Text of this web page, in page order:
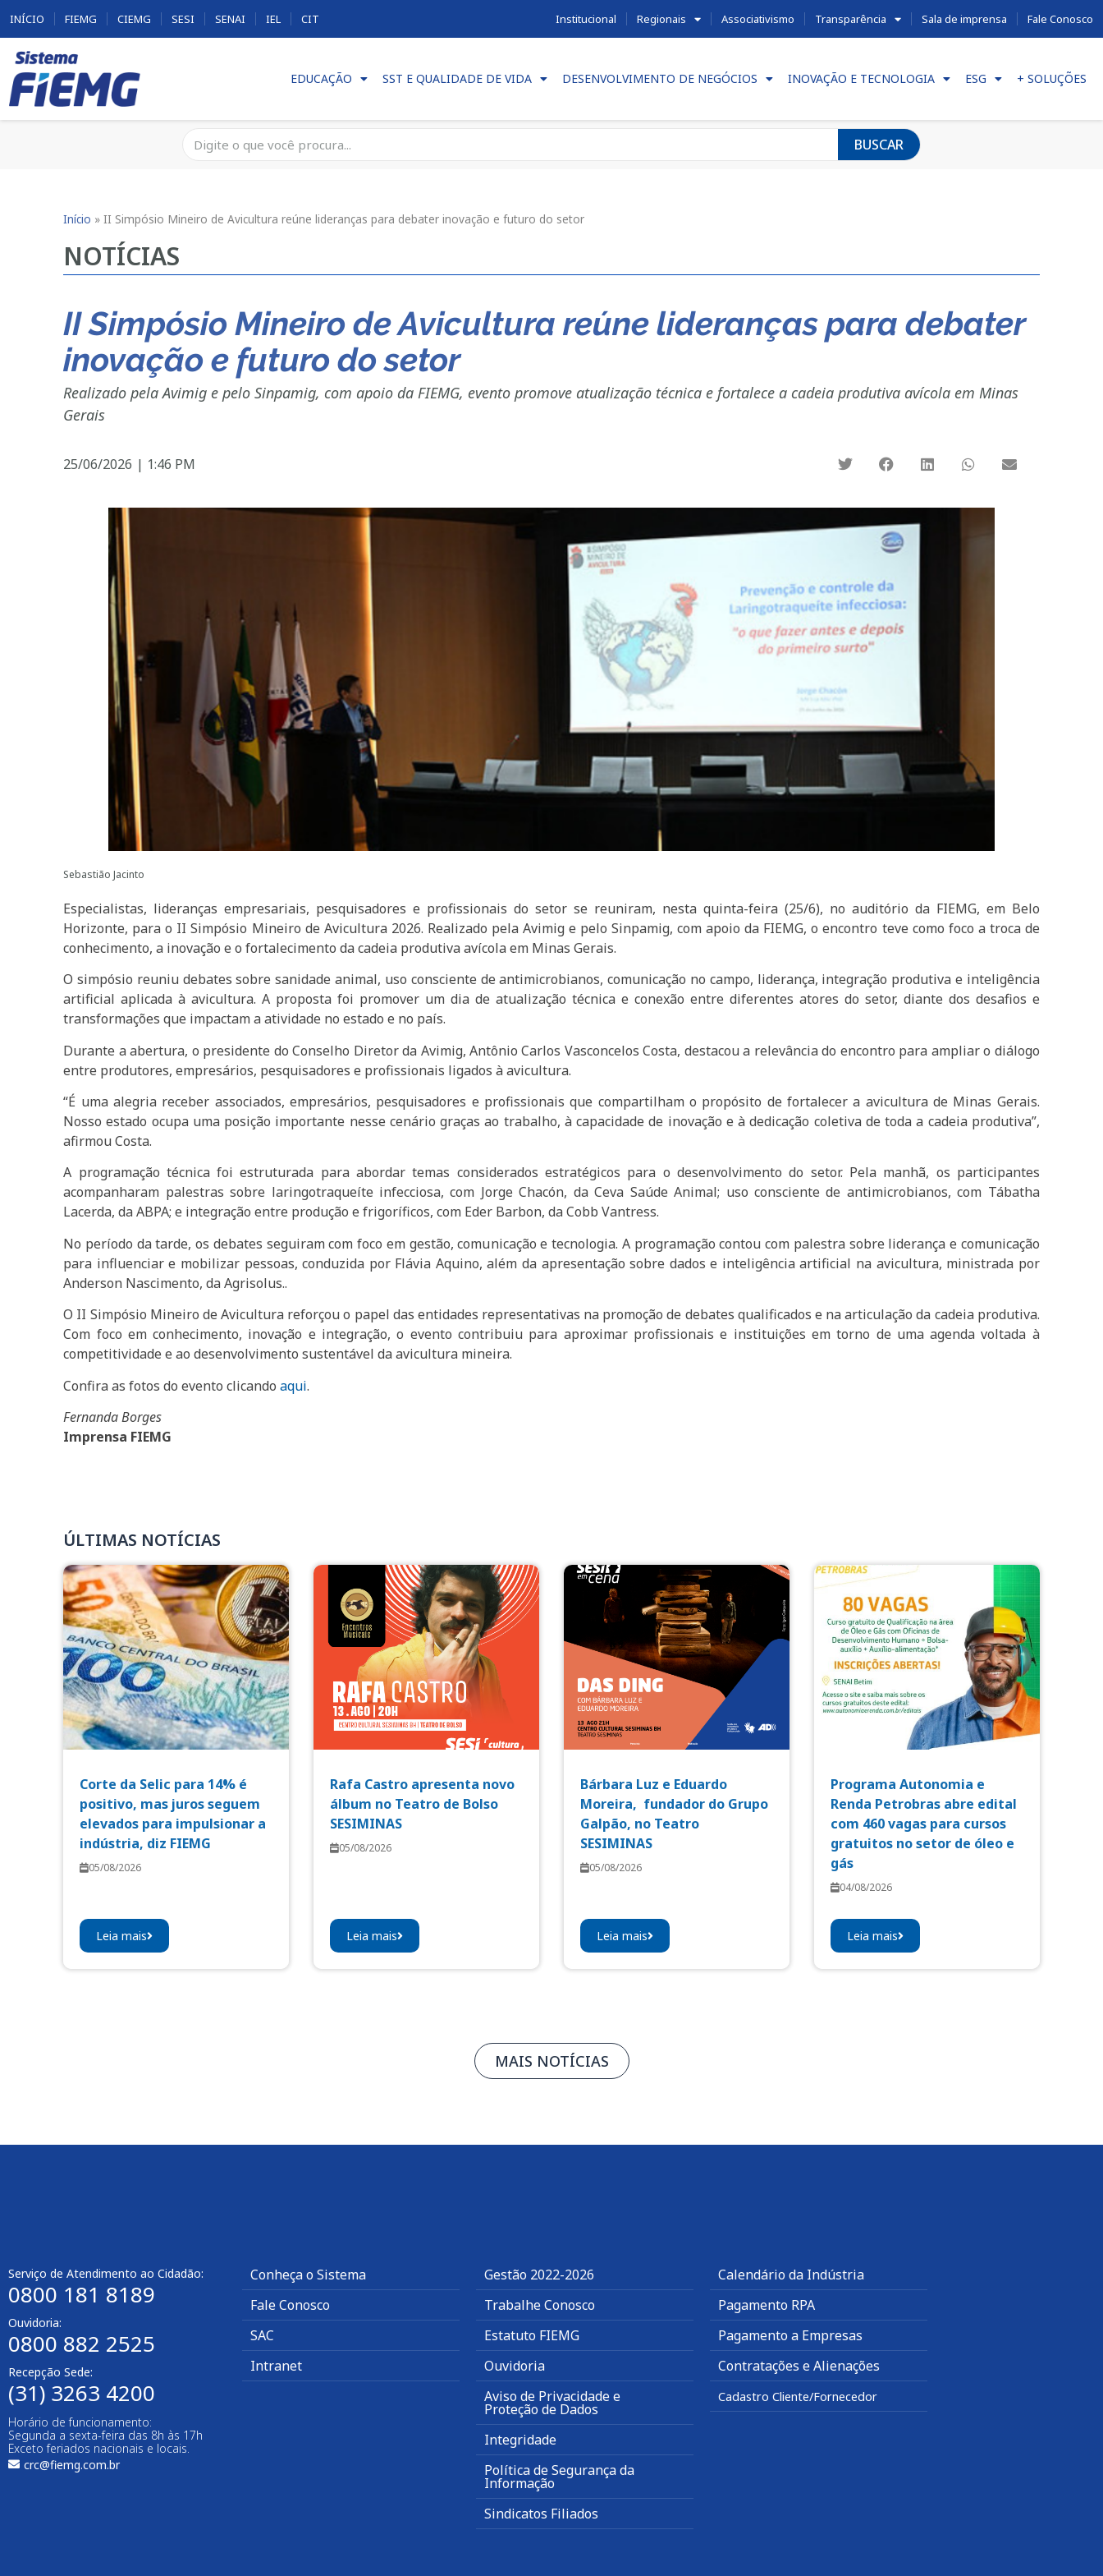
INÍCIO FIEMG CIEMG SESI SENAI IEL CIT Institucional Regionais Associativismo Transparência Sala de imprensa Fale Conosco
EDUCAÇÃO SST E QUALIDADE DE VIDA DESENVOLVIMENTO DE NEGÓCIOS INOVAÇÃO E TECNOLOGIA ESG + SOLUÇÕES
BUSCAR
Início »II Simpósio Mineiro de Avicultura reúne lideranças para debater inovação e futuro do setor
NOTÍCIAS
II Simpósio Mineiro de Avicultura reúne lideranças para debater
inovação e futuro do setor
Realizado pela Avimig e pelo Sinpamig, com apoio da FIEMG, evento promove atualização técnica e fortalece a cadeia produtiva avícola em Minas
Gerais
25/06/2026 | 1:46 PM
Sebastião Jacinto
Especialistas, lideranças empresariais, pesquisadores e profissionais do setor se reuniram, nesta quinta-feira (25/6), no auditório da FIEMG, em Belo
Horizonte, para o II Simpósio Mineiro de Avicultura 2026. Realizado pela Avimig e pelo Sinpamig, com apoio da FIEMG, o encontro teve como foco a troca de
conhecimento, a inovação e o fortalecimento da cadeia produtiva avícola em Minas Gerais.
O simpósio reuniu debates sobre sanidade animal, uso consciente de antimicrobianos, comunicação no campo, liderança, integração produtiva e inteligência
artificial aplicada à avicultura. A proposta foi promover um dia de atualização técnica e conexão entre diferentes atores do setor, diante dos desafios e
transformações que impactam a atividade no estado e no país.
Durante a abertura, o presidente do Conselho Diretor da Avimig, Antônio Carlos Vasconcelos Costa, destacou a relevância do encontro para ampliar o diálogo
entre produtores, empresários, pesquisadores e profissionais ligados à avicultura.
“É uma alegria receber associados, empresários, pesquisadores e profissionais que compartilham o propósito de fortalecer a avicultura de Minas Gerais.
Nosso estado ocupa uma posição importante nesse cenário graças ao trabalho, à capacidade de inovação e à dedicação coletiva de toda a cadeia produtiva”,
afirmou Costa.
A programação técnica foi estruturada para abordar temas considerados estratégicos para o desenvolvimento do setor. Pela manhã, os participantes
acompanharam palestras sobre laringotraqueíte infecciosa, com Jorge Chacón, da Ceva Saúde Animal; uso consciente de antimicrobianos, com Tábatha
Lacerda, da ABPA; e integração entre produção e frigoríficos, com Eder Barbon, da Cobb Vantress.
No período da tarde, os debates seguiram com foco em gestão, comunicação e tecnologia. A programação contou com palestra sobre liderança e comunicação
para influenciar e mobilizar pessoas, conduzida por Flávia Aquino, além da apresentação sobre dados e inteligência artificial na avicultura, ministrada por
Anderson Nascimento, da Agrisolus..
O II Simpósio Mineiro de Avicultura reforçou o papel das entidades representativas na promoção de debates qualificados e na articulação da cadeia produtiva.
Com foco em conhecimento, inovação e integração, o evento contribuiu para aproximar profissionais e instituições em torno de uma agenda voltada à
competitividade e ao desenvolvimento sustentável da avicultura mineira.
Confira as fotos do evento clicandoaqui.
Fernanda Borges
Imprensa FIEMG
ÚLTIMAS NOTÍCIAS
Corte da Selic para 14% é
positivo, mas juros seguem
elevados para impulsionar a
indústria, diz FIEMG
05/08/2026
Leia mais
Rafa Castro apresenta novo
álbum no Teatro de Bolso
SESIMINAS
05/08/2026
Leia mais
Bárbara Luz e Eduardo
Moreira, fundador do Grupo
Galpão, no Teatro
SESIMINAS
05/08/2026
Leia mais
Programa Autonomia e
Renda Petrobras abre edital
com 460 vagas para cursos
gratuitos no setor de óleo e
gás
04/08/2026
Leia mais
MAIS NOTÍCIAS
Serviço de Atendimento ao Cidadão:
0800 181 8189
Ouvidoria:
0800 882 2525​
Recepção Sede:
(31) 3263 4200
Horário de funcionamento:
Segunda a sexta-feira das 8h às 17h
Exceto feriados nacionais e locais.
crc@fiemg.com.br
Conheça o Sistema
Fale Conosco
SAC
Intranet
Gestão 2022-2026
Trabalhe Conosco
Estatuto FIEMG
Ouvidoria
Aviso de Privacidade e
Proteção de Dados
Integridade
Política de Segurança da
Informação
Sindicatos Filiados
Calendário da Indústria
Pagamento RPA
Pagamento a Empresas
Contratações e Alienações
Cadastro Cliente/Fornecedor